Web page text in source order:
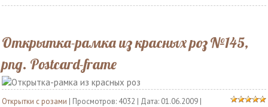
Открытка-рамка из красных роз №145,
png. Postcard-frame
Открытки с розами | Просмотров: 4032 | Дата: 01.06.2009 |